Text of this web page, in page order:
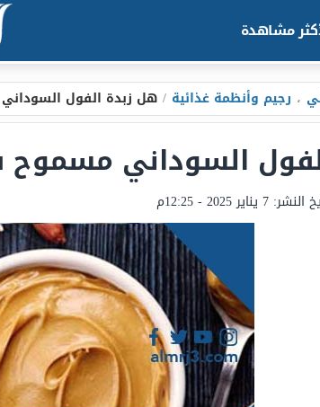
مشاهدة
، رجيم وأنظمة غذائية / هل زبدة الفول
السوداني مسموح
النشر: 7 يناير 2025 - 12:25م